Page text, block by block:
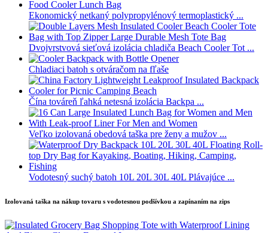
Ekonomický netkaný polypropylénový termoplastický ...
Dvojvrstvová sieťová izolácia chladiča Beach Cooler Tot ...
Chladiaci batoh s otváračom na fľaše
Čína továreň ľahká netesná izolácia Backpa ...
Veľko izolovaná obedová taška pre ženy a mužov ...
Vodotesný suchý batoh 10L 20L 30L 40L Plávajúce ...
Izolovaná taška na nákup tovaru s vodotesnou podšívkou a zapínaním na zips